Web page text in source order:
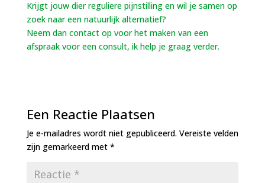
Krijgt jouw dier reguliere pijnstilling en wil je samen op
zoek naar een natuurlijk alternatief?
Neem dan contact op voor het maken van een
afspraak voor een consult, ik help je graag verder.
Een Reactie Plaatsen
Je e-mailadres wordt niet gepubliceerd. Vereiste velden
zijn gemarkeerd met *